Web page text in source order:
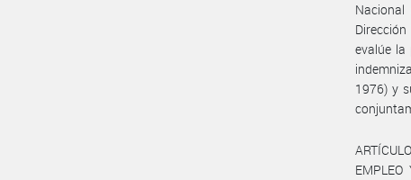
evalúe la
1976) y